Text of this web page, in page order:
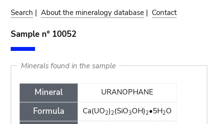
Search |About the mineralogy database | Contact
Sample n° 10052
Minerals found in the sample
Mineral
Formula
URANOPHANE
Ca(UO2)2(SiO3OH)2•5H2O